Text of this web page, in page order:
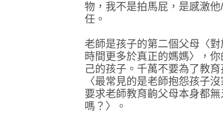
物，我不是拍馬屁，是感激
任。
老師是孩子的第二個父母〈
時間更多於真正的媽媽〉，
己的孩子。千萬不要為了教
〈最常見的是老師抱怨孩子
要求老師教育齣父母本身都
嗎？〉。